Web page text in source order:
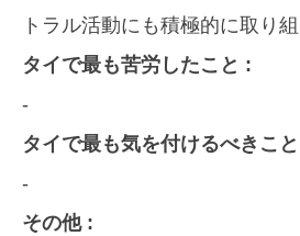
トラル活動にも積極的に取り組
タイで最も苦労したこと :
-
タイで最も気を付けるべきこ
-
その他 :